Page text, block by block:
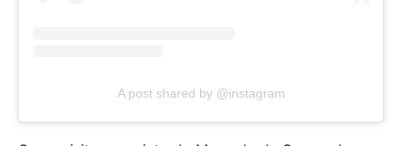
A post shared by @instagram